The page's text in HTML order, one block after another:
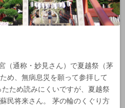
（通称・妙見さん）で夏越祭（茅
め、無病息災を願って参拝して
ため読みにくいですが、夏越祭
民将来さん。 茅の輪のくぐり方